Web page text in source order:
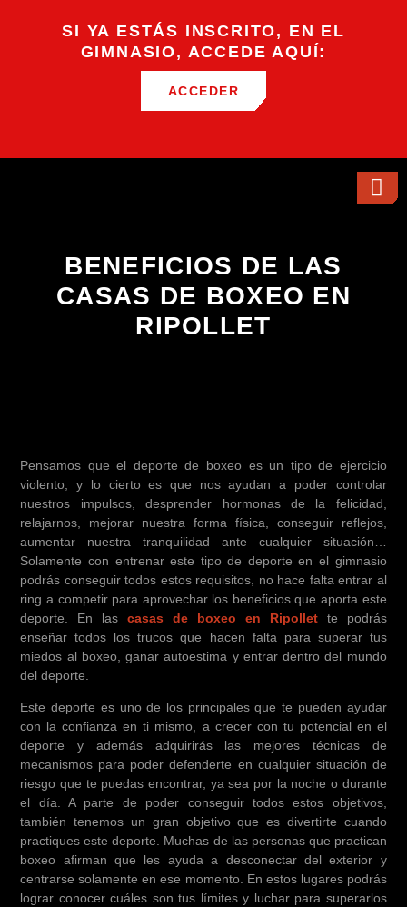
SI YA ESTÁS INSCRITO, EN EL
GIMNASIO, ACCEDE AQUÍ:
ACCEDER
BENEFICIOS DE LAS
CASAS DE BOXEO EN
RIPOLLET
Pensamos que el deporte de boxeo es un tipo de ejercicio
violento, y lo cierto es que nos ayudan a poder controlar
nuestros impulsos, desprender hormonas de la felicidad,
relajarnos, mejorar nuestra forma física, conseguir reflejos,
aumentar nuestra tranquilidad ante cualquier situación…
Solamente con entrenar este tipo de deporte en el gimnasio
podrás conseguir todos estos requisitos, no hace falta entrar al
ring a competir para aprovechar los beneficios que aporta este
deporte. En lascasas de boxeo en Ripollet
te podrás
enseñar todos los trucos que hacen falta para superar tus
miedos al boxeo, ganar autoestima y entrar dentro del mundo
del deporte.
Este deporte es uno de los principales que te pueden ayudar
con la confianza en ti mismo, a crecer con tu potencial en el
deporte y además adquirirás las mejores técnicas de
mecanismos para poder defenderte en cualquier situación de
riesgo que te puedas encontrar, ya sea por la noche o durante
el día. A parte de poder conseguir todos estos objetivos,
también tenemos un gran objetivo que es divertirte cuando
practiques este deporte. Muchas de las personas que practican
boxeo afirman que les ayuda a desconectar del exterior y
centrarse solamente en ese momento. En estos lugares podrás
lograr conocer cuáles son tus límites y luchar para superarlos